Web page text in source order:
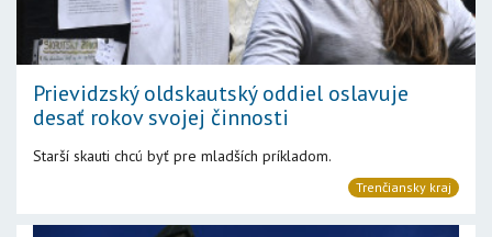
Prievidzský oldskautský oddiel oslavuje
desať rokov svojej činnosti
Starší skauti chcú byť pre mladších príkladom.
Trenčiansky kraj